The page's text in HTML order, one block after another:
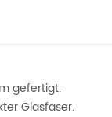
gefertigt.
Glasfaser.